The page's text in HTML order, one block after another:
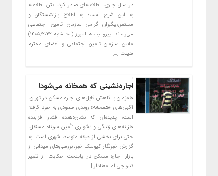
در سال جاری، اطلاعیه‌ای صادر کرد. متن اطلاعیه
به این شرح است: به اطلاع بازنشستگان و
مستمری‌بگیران گرامی سازمان تامین اجتماعی
می‌رساند: پیرو جلسه امروز (سه شنبه ۱۴۰۵/۲/۲۲)
مابین سازمان تامین اجتماعی و اعضای محترم
هیئت […]
اجاره‌نشینی که همخانه می‌شود!
همزمان با کاهش فایل‌های اجاره مسکن در تهران،
آگهی‌های «همخانه» روندی صعودی به خود گرفته
است؛ پدیده‌ای که نشان‌دهنده فشار فزاینده
هزینه‌های زندگی و دشواری تأمین سرپناه مستقل،
حتی برای بخشی از طبقه متوسط شهری است. به
گزارش خبرنگار کیوسک خبر، بررسی‌های میدانی از
بازار اجاره مسکن در پایتخت حکایت از تغییر
تدریجی اما معنادار […]